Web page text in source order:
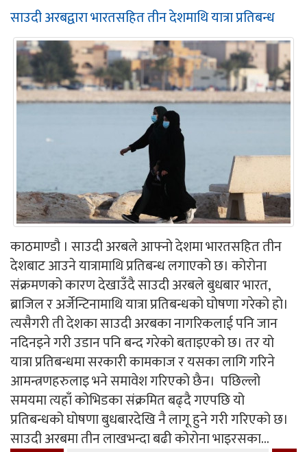
साउदी अरबद्वारा भारतसहित तीन देशमाथि यात्रा प्रतिबन्ध
काठमाण्डौ । साउदी अरबले आफ्नो देशमा भारतसहित तीन
देशबाट आउने यात्रामाथि प्रतिबन्ध लगाएको छ। कोरोना
संक्रमणको कारण देखाउँदै साउदी अरबले बुधबार भारत,
ब्राजिल र अर्जेन्टिनामाथि यात्रा प्रतिबन्धको घोषणा गरेको हो।
त्यसैगरी ती देशका साउदी अरबका नागरिकलाई पनि जान
नदिनइने गरी उडान पनि बन्द गरेको बताइएको छ। तर यो
यात्रा प्रतिबन्धमा सरकारी कामकाज र यसका लागि गरिने
आमन्त्रणहरुलाइ भने समावेश गरिएको छैन। पछिल्लो
समयमा त्यहाँ कोभिडका संक्रमित बढ्दै गएपछि यो
प्रतिबन्धको घोषणा बुधबारदेखि नै लागू हुने गरी गरिएको छ।
साउदी अरबमा तीन लाखभन्दा बढी कोरोना भाइरसका...